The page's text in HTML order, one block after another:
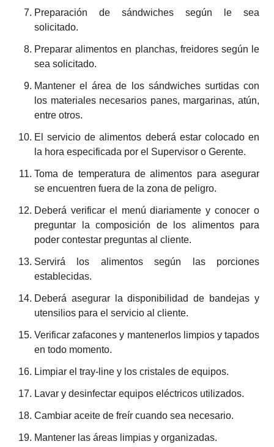
Preparación de sándwiches según le sea
solicitado.
Preparar alimentos en planchas, freidores según le
sea solicitado.
Mantener el área de los sándwiches surtidas con
los materiales necesarios panes, margarinas, atún,
entre otros.
El servicio de alimentos deberá estar colocado en
la hora especificada por el Supervisor o Gerente.
Toma de temperatura de alimentos para asegurar
se encuentren fuera de la zona de peligro.
Deberá verificar el menú diariamente y conocer o
preguntar la composición de los alimentos para
poder contestar preguntas al cliente.
Servirá los alimentos según las porciones
establecidas.
Deberá asegurar la disponibilidad de bandejas y
utensilios para el servicio al cliente.
Verificar zafacones y mantenerlos limpios y tapados
en todo momento.
Limpiar el tray-line y los cristales de equipos.
Lavar y desinfectar equipos eléctricos utilizados.
Cambiar aceite de freír cuando sea necesario.
Mantener las áreas limpias y organizadas.